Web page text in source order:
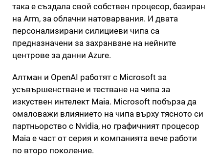
така е създала свой собствен процесор, базиран
на Arm, за облачни натоварвания. И двата
персонализирани силициеви чипа са
предназначени за захранване на нейните
центрове за данни Azure.
Алтман и OpenAI работят с Microsoft за
усъвършенстване и тестване на чипа за
изкуствен интелект Maia. Microsoft побърза да
омаловажи влиянието на чипа върху тясното си
партньорство с Nvidia, но графичният процесор
Maia е част от серия и компанията вече работи
по второ поколение.